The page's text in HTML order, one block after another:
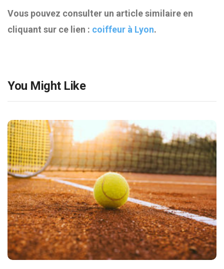
Vous pouvez consulter un article similaire en
cliquant sur ce lien : coiffeur à Lyon.
You Might Like